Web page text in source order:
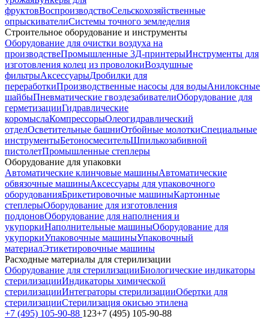
фруктовВоспроизводствоСельскохозяйственные
опрыскивателиСистемы точного земледелия
Строительное оборудование и инструменты
Оборудование для очистки воздуха на
производствеПромышленные 3Д-принтерыИнструменты для
изготовления колец из проволокиВоздушные
фильтрыАксессуарыДробилки для
переработкиПроизводственные насосы для водыАнилокcные
шайбыПневматические гвоздезабивателиОборудование для
герметизацииГидравлические
коромыслаКомпрессорыОлеогидравлический
отделОсветительные башниОтбойные молоткиСпециальные
инструментыБетоносмесительШпилькозабивной
пистолетПромышленные степлеры
Оборудование для упаковки
Автоматические клинчовые машиныАвтоматические
обвязочные машиныАксессуары для упаковочного
оборудованияБрикетировочные машиныКартонные
степлерыОборудование для изготовления
поддоновОборудование для наполнения и
укупоркиНаполнительные машиныОборудование для
укупоркиУпаковочные машиныУпаковочный
материалЭтикетировочные машины
Расходные материалы для стерилизации
Оборудование для стерилизацииБиологические индикаторы
стерилизацииИндикаторы химической
стерилизацииИнтеграторы стерилизацииОбертки для
стерилизацииСтерилизация окисью этилена
+7 (495) 105-90-88 123+7 (495) 105-90-88